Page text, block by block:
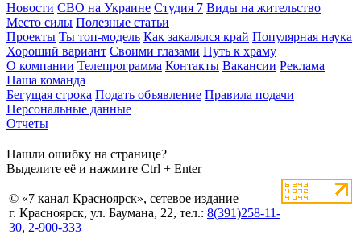
Новости СВО на Украине Студия 7 Виды на жительство
Место силы Полезные статьи
Проекты Ты топ-модель Как закалялся край Популярная наука
Хороший вариант Своими глазами Путь к храму
О компании Телепрограмма Контакты Вакансии Реклама
Наша команда
Бегущая строка Подать объявление Правила подачи
Персональные данные
Отчеты
Нашли ошибку на странице?
Выделите её и нажмите Ctrl + Enter
© «7 канал Красноярск», сетевое издание
г. Красноярск, ул. Баумана, 22, тел.: 8(391)258-11-
30, 2-900-333